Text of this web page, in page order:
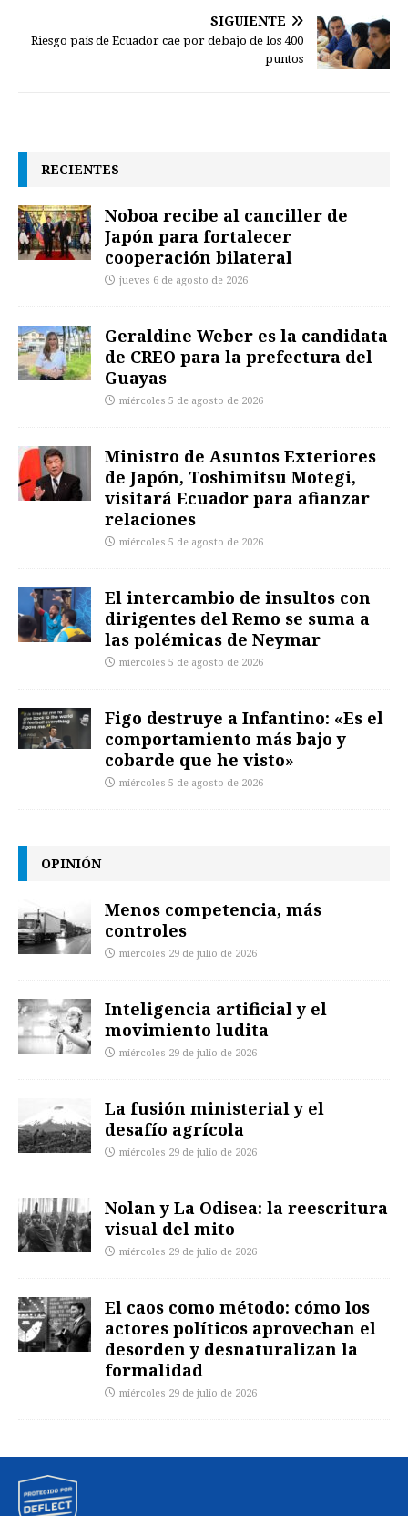
SIGUIENTE
Riesgo país de Ecuador cae por debajo de los 400
puntos
RECIENTES
Noboa recibe al canciller de
Japón para fortalecer
cooperación bilateral
jueves 6 de agosto de 2026
Geraldine Weber es la candidata
de CREO para la prefectura del
Guayas
miércoles 5 de agosto de 2026
Ministro de Asuntos Exteriores
de Japón, Toshimitsu Motegi,
visitará Ecuador para afianzar
relaciones
miércoles 5 de agosto de 2026
El intercambio de insultos con
dirigentes del Remo se suma a
las polémicas de Neymar
miércoles 5 de agosto de 2026
Figo destruye a Infantino: «Es el
comportamiento más bajo y
cobarde que he visto»
miércoles 5 de agosto de 2026
OPINIÓN
Menos competencia, más
controles
miércoles 29 de julio de 2026
Inteligencia artificial y el
movimiento ludita
miércoles 29 de julio de 2026
La fusión ministerial y el
desafío agrícola
miércoles 29 de julio de 2026
Nolan y La Odisea: la reescritura
visual del mito
miércoles 29 de julio de 2026
El caos como método: cómo los
actores políticos aprovechan el
desorden y desnaturalizan la
formalidad
miércoles 29 de julio de 2026